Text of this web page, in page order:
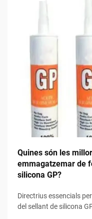
Quines són les
emmagatzemar de
silicona GP?
Directrius essencials
del sellant de silicona